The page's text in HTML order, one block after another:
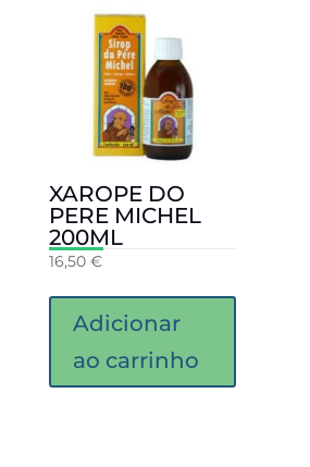
XAROPE DO
PERE MICHEL
200ML
16,50 €
Adicionar
ao carrinho